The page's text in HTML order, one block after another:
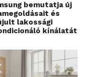
bemutatja új
és
lakossági
kínálatát